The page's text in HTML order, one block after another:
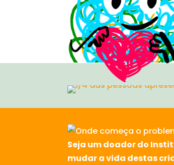
Seja um doador do
mudar a vida destas